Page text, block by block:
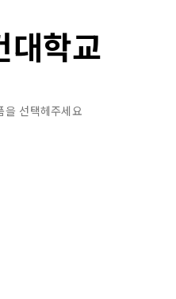
대학교
을 선택헤주세요